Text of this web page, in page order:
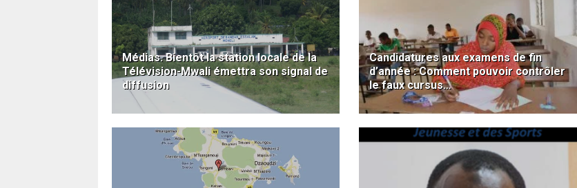
Médias. Bientôt la station locale de la
Télévision-Mwali émettra son signal de
diffusion
Candidatures aux examens de fin
d’année : Comment pouvoir contrôler
le faux cursus…